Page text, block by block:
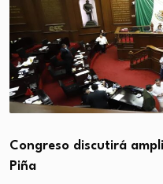
Congreso discutirá
Piña